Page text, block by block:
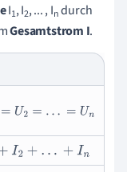
I1, I2, ... , Indurch
Gesamtstrom I.
2= ..=Un
..+ In